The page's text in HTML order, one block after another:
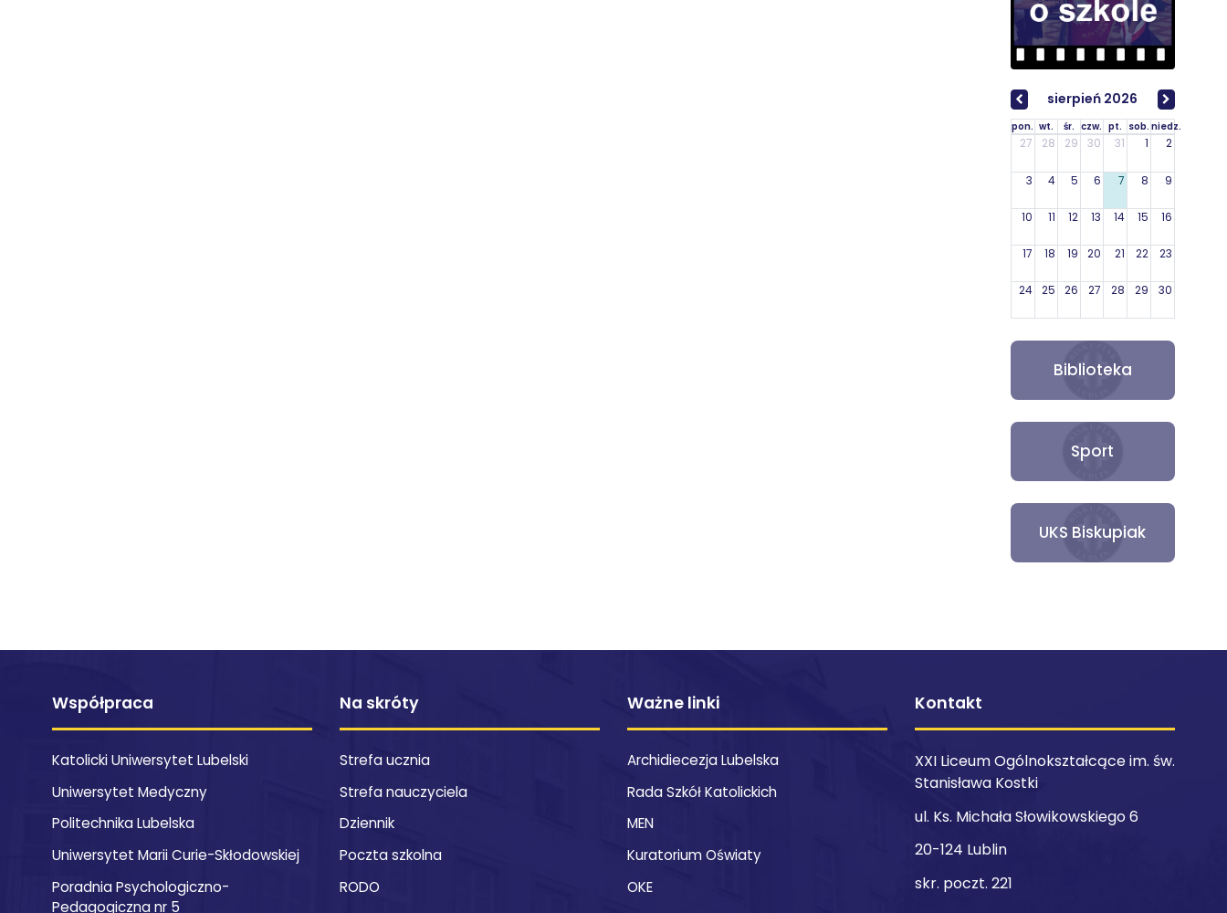
sierpień 2026
pon. wt. śr. czw. pt. sob. niedz.
27 28 29 30 31 1 2
3 4 5 6 7 8 9
10 11 12 13 14 15 16
17 18 19 20 21 22 23
24 25 26 27 28 29 30
Biblioteka
Sport
UKS Biskupiak
Współpraca
Katolicki Uniwersytet Lubelski
Uniwersytet Medyczny
Politechnika Lubelska
Uniwersytet Marii Curie-Skłodowskiej
Poradnia Psychologiczno-
Pedagogiczna nr 5
Na skróty
Strefa ucznia
Strefa nauczyciela
Dziennik
Poczta szkolna
RODO
Ważne linki
Archidiecezja Lubelska
Rada Szkół Katolickich
MEN
Kuratorium Oświaty
OKE
Kontakt
XXI Liceum Ogólnokształcące im. św.
Stanisława Kostki
ul. Ks. Michała Słowikowskiego 6
20-124 Lublin
skr. poczt. 221